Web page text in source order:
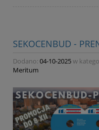
SEKOCENBUD -
Dodano: 04-10-2025w
Meritum